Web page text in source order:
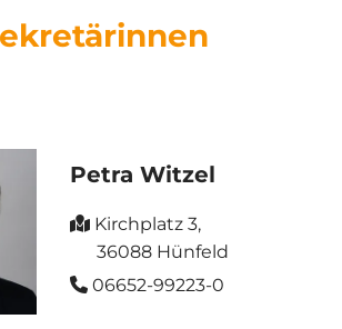
Petra Witzel
 Kirchplatz 3,
36088 Hünfeld
 06652-99223-0